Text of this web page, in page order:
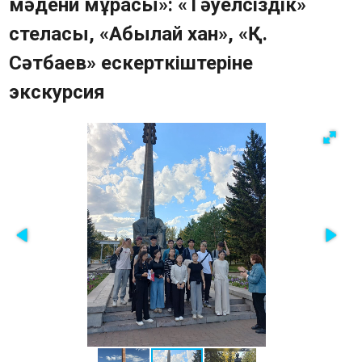
Тарихи-мәдени мұра ескерткіштерінің
картасы
Жиі қойылатын сұрақтар
Фотогалерея
Мемлекеттік сатып алу
Байланыс құралдары
мәдени мұрасы»: «Тәуелсіздік»
стеласы, «Абылай хан», «Қ.
Сәтбаев» ескерткіштеріне
экскурсия